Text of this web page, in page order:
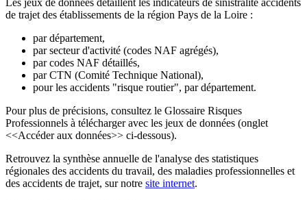
Les jeux de données détaillent les indicateurs de sinistralité accidents
de trajet des établissements de la région Pays de la Loire :
par département,
par secteur d'activité (codes NAF agrégés),
par codes NAF détaillés,
par CTN (Comité Technique National),
pour les accidents "risque routier", par département.
Pour plus de précisions, consultez le Glossaire Risques
Professionnels à télécharger avec les jeux de données (onglet
<<Accéder aux données>> ci-dessous).
Retrouvez la synthèse annuelle de l'analyse des statistiques
régionales des accidents du travail, des maladies professionnelles et
des accidents de trajet, sur notre site internet.